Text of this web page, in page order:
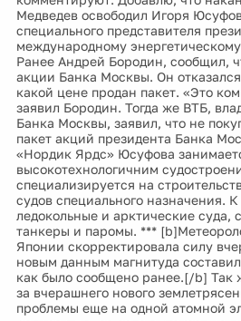
Медведев освободил Игоря
специального представителя
международному
Ранее Андрей Бородин, сообщил,
акции Банка Москвы. Он
какой цене продан пакет. «Это
заявил Бородин. Тогда же ВТБ,
Банка Москвы, заявил, что не
пакет акций президента Банка
«Нордик Ярдс» Юсуфова
высокотехнологичним
специализируется на
судов специального назначения.
ледокольные и арктические суда,
танкеры и паромы. ***
Японии скорректировала силу
новым данным магнитуда
как было сообщено ранее.[/b] Так
за вчерашнего нового
проблемы еще на одной атомной